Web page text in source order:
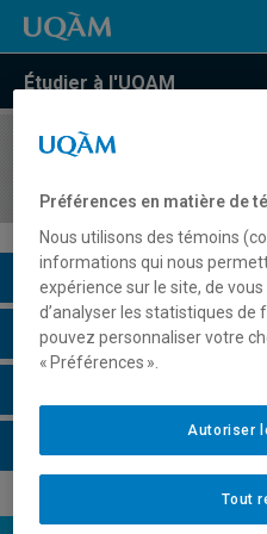
Étudier à l'UQAM
COURS//
Description du cours
Horaire - Été 2026
Préférences en matière de
Nous utilisons des témoins
informations qui nous
expérience sur le site, de
d’analyser les statistiques de
pouvez personnaliser votre
« Préférences ».
Tout
Autoriser